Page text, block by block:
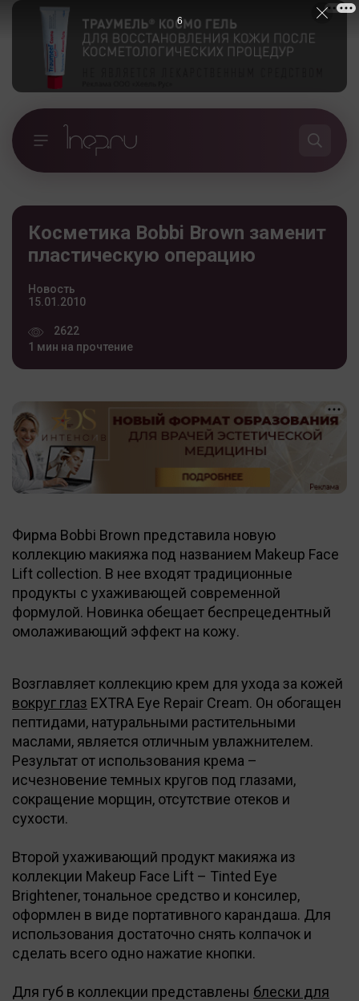
Косметика Bobbi Brown заменит
пластическую операцию
Новость
15.01.2010
2622
1 мин на прочтение
Фирма Bobbi Brown представила новую
коллекцию макияжа под названием Makeup Face
Lift collection. В нее входят традиционные
продукты с ухаживающей современной
формулой. Новинка обещает беспрецедентный
омолаживающий эффект на кожу.
Возглавляет коллекцию крем для ухода за кожей
вокруг глаз EXTRA Eye Repair Cream. Он обогащен
пептидами, натуральными растительными
маслами, является отличным увлажнителем.
Результат от использования крема –
исчезновение темных кругов под глазами,
сокращение морщин, отсутствие отеков и
сухости.
Второй ухаживающий продукт макияжа из
коллекции Makeup Face Lift – Tinted Eye
Brightener, тональное средство и консилер,
оформлен в виде портативного карандаша. Для
использования достаточно снять колпачок и
сделать всего одно нажатие кнопки.
Для губ в коллекции представлены блески для
5